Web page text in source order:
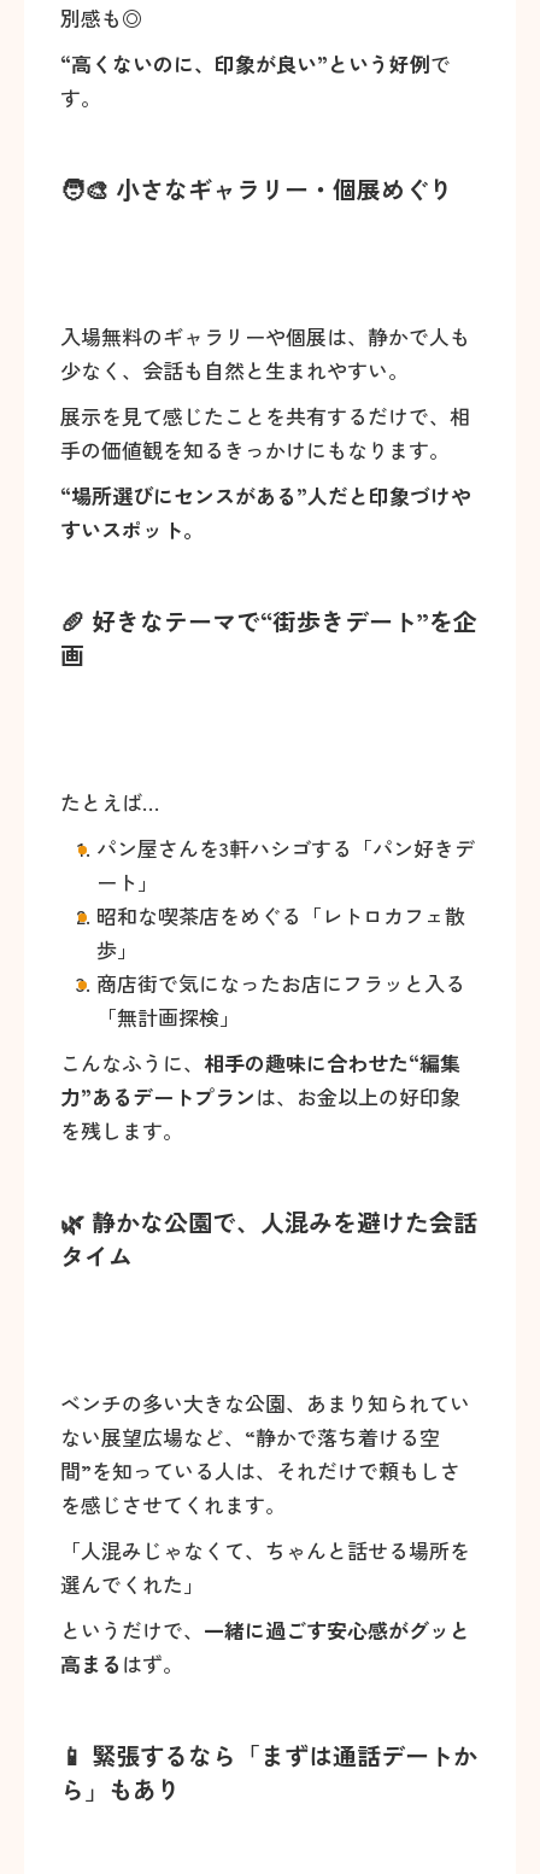
別感も◎
“高くないのに、印象が良い”という好例で
す。
🧑‍🎨 小さなギャラリー・個展めぐり
入場無料のギャラリーや個展は、静かで人も
少なく、会話も自然と生まれやすい。
展示を見て感じたことを共有するだけで、相
手の価値観を知るきっかけにもなります。
“場所選びにセンスがある”人だと印象づけや
すいスポット。
🥖 好きなテーマで“街歩きデート”を企
画
たとえば…
パン屋さんを3軒ハシゴする「パン好きデ
ート」
昭和な喫茶店をめぐる「レトロカフェ散
歩」
商店街で気になったお店にフラッと入る
「無計画探検」
こんなふうに、 相手の趣味に合わせた“編集
力”あるデートプランは、お金以上の好印象
を残します。
🌿 静かな公園で、人混みを避けた会話
タイム
ベンチの多い大きな公園、あまり知られてい
ない展望広場など、“静かで落ち着ける空
間”を知っている人は、それだけで頼もしさ
を感じさせてくれます。
「人混みじゃなくて、ちゃんと話せる場所を
選んでくれた」
というだけで、 一緒に過ごす安心感がグッと
高まる はず。
📱 緊張するなら「まずは通話デートか
ら」もあり